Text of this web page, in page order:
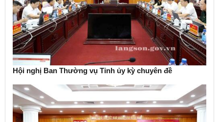
Hội nghị Ban Thường vụ Tỉnh ủy kỳ chuyên đề